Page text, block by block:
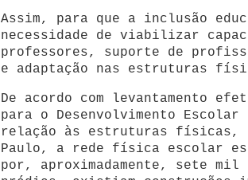
Assim, para que a inclusão
necessidade de viabilizar
professores, suporte de
e adaptação nas estruturas
De acordo com levantamento
para o Desenvolvimento Escolar
relação às estruturas físicas,
Paulo, a rede física escolar
por, aproximadamente, sete